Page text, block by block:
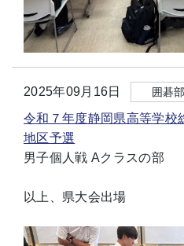
2025年09月16日 囲碁部
令和７年度静岡県高等学校
地区予選
男子個人戦 Aクラスの
第3位 瀧
以上、県大会出場